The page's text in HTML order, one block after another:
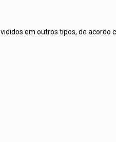
em outros tipos, de